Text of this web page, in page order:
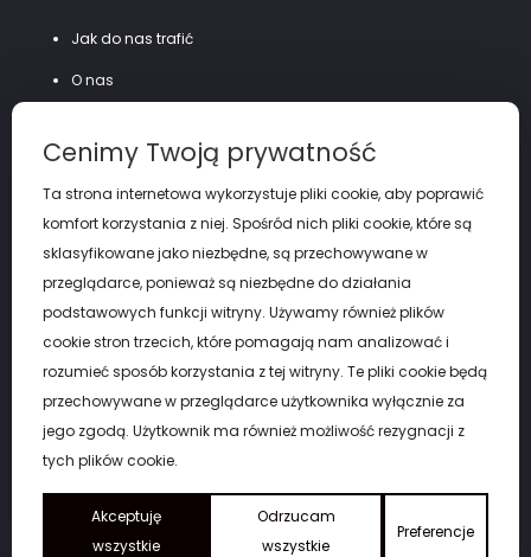
Jak do nas trafić
O nas
Polityka prywatności
Copyright by eGARNITUR Łódź. © 2026
Cenimy Twoją prywatność
Ta strona internetowa wykorzystuje pliki cookie, aby poprawić
komfort korzystania z niej. Spośród nich pliki cookie, które są
sklasyfikowane jako niezbędne, są przechowywane w
przeglądarce, ponieważ są niezbędne do działania
podstawowych funkcji witryny. Używamy również plików
cookie stron trzecich, które pomagają nam analizować i
rozumieć sposób korzystania z tej witryny. Te pliki cookie będą
przechowywane w przeglądarce użytkownika wyłącznie za
jego zgodą. Użytkownik ma również możliwość rezygnacji z
tych plików cookie.
Akceptuję
wszystkie
Odrzucam
wszystkie
Preferencje